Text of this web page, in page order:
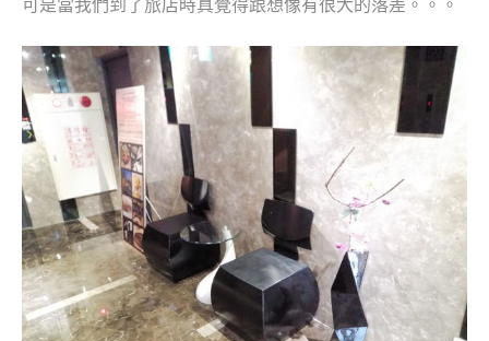
可是當我們到了旅店時真覺得跟想像有很大的落差。。。